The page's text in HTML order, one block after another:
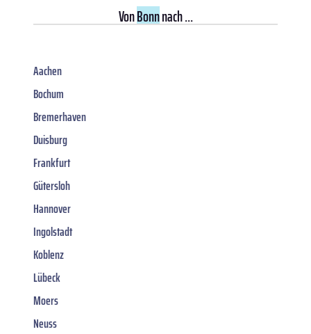
VonBonnnach ...
Aachen
Bochum
Bremerhaven
Duisburg
Frankfurt
Gütersloh
Hannover
Ingolstadt
Koblenz
Lübeck
Moers
Neuss